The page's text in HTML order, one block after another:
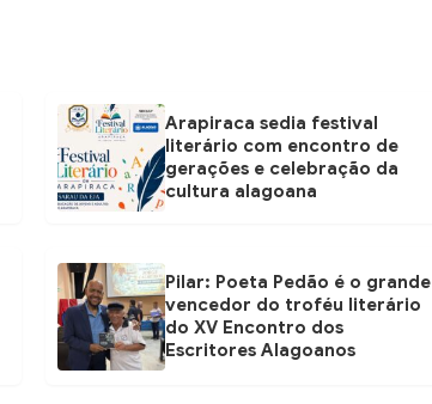
Arapiraca sedia festival
literário com encontro de
gerações e celebração da
cultura alagoana
Pilar: Poeta Pedão é o grande
vencedor do troféu literário
do XV Encontro dos
Escritores Alagoanos